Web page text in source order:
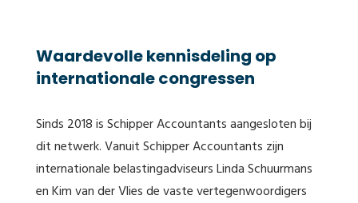
Waardevolle kennisdeling op
internationale congressen
Sinds 2018 is Schipper Accountants aangesloten bij
dit netwerk. Vanuit Schipper Accountants zijn
internationale belastingadviseurs Linda Schuurmans
en Kim van der Vlies de vaste vertegenwoordigers